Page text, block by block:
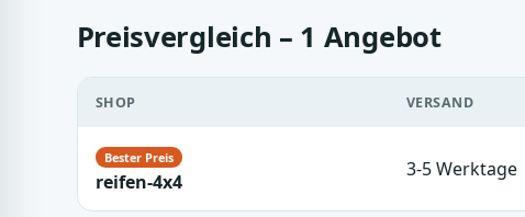
Preisvergleich – 1 Angebot
SHOP VERSAND
reifen-4x4
3-5 Werktage